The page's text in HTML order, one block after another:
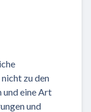
zu den
und eine Art
und